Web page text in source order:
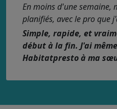
En moins d'une semaine,
planifiés, avec le pro que
Simple, rapide, et
début à la fin. J'ai
Habitatpresto à ma